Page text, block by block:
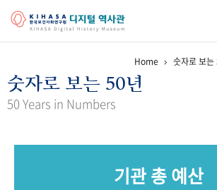
걸어온 길 기관 변천사 역대 기관장
키워드로 보는 연구 역사
Home 숫자로 보는
숫자로 보는 50년
50 Years in Numbers
기관 총 예산